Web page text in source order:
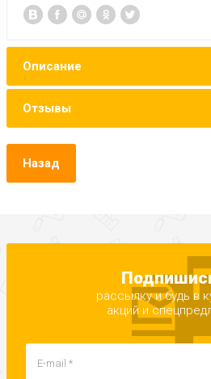
Описание
Отзывы
Назад
рассылку и будь в
акций и